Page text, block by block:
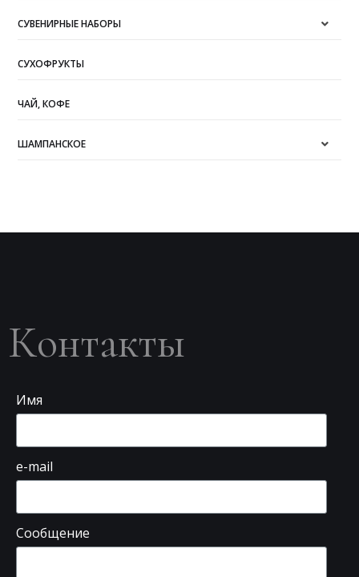
СУВЕНИРНЫЕ НАБОРЫ
СУХОФРУКТЫ
ЧАЙ, КОФЕ
ШАМПАНСКОЕ
Контакты
Имя
e-mail
Сообщение